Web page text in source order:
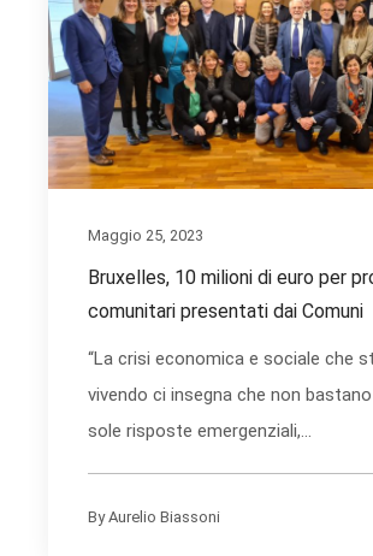
Maggio 25, 2023
Bruxelles, 10 milioni di euro per
comunitari presentati dai Comuni
“La crisi economica e sociale che
vivendo ci insegna che non
sole risposte emergenziali,...
ByAurelio Biassoni